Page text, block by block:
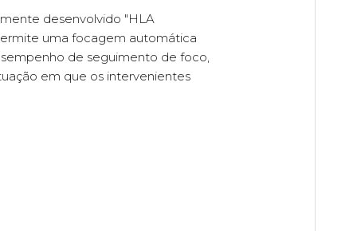
desenvolvido "HLA
uma focagem automática
de seguimento de foco,
em que os intervenientes